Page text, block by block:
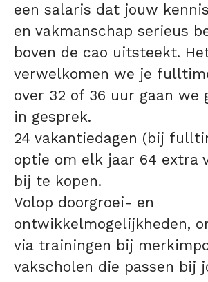
een salaris dat jouw
en vakmanschap serieus
boven de cao uitsteekt.
verwelkomen we je
over 32 of 36 uur gaan we
in gesprek.
24 vakantiedagen (bij
optie om elk jaar 64 extra
bij te kopen.
Volop doorgroei- en
ontwikkelmogelijkheden,
via trainingen bij
vakscholen die passen bij